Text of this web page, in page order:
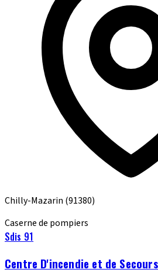
Chilly-Mazarin (91380)
Caserne de pompiers
Sdis 91
Centre D'incendie et de